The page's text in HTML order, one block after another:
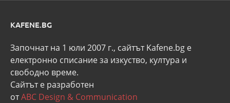
KAFENE.BG
Започнат на 1 юли 2007 г., сайтът Kafene.bg e
eлектронно списание за изкуство, култура и
свободно време.
Сайтът е разработен
отABC Design & Communication